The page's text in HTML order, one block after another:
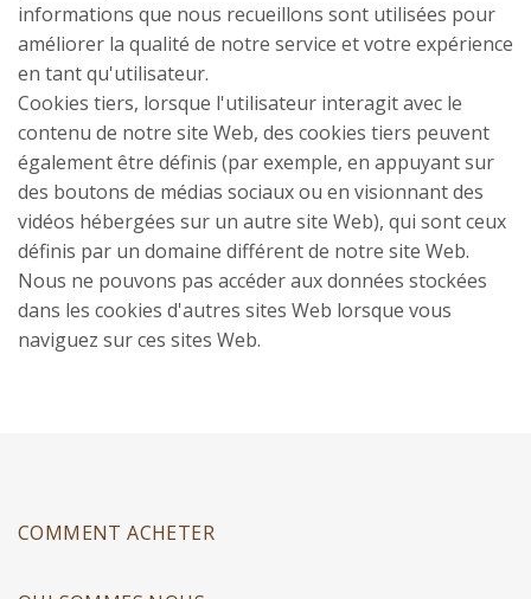
informations que nous recueillons sont utilisées pour
améliorer la qualité de notre service et votre expérience
en tant qu'utilisateur.
Cookies tiers, lorsque l'utilisateur interagit avec le
contenu de notre site Web, des cookies tiers peuvent
également être définis (par exemple, en appuyant sur
des boutons de médias sociaux ou en visionnant des
vidéos hébergées sur un autre site Web), qui sont ceux
définis par un domaine différent de notre site Web.
Nous ne pouvons pas accéder aux données stockées
dans les cookies d'autres sites Web lorsque vous
naviguez sur ces sites Web.
COMMENT ACHETER